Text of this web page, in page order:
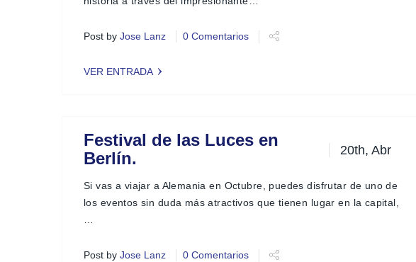
Post by Jose Lanz 0 Comentarios
VER ENTRADA
Festival de las Luces en
Berlín.
20th, Abr
Si vas a viajar a Alemania en Octubre, puedes disfrutar de uno de
los eventos sin duda más atractivos que tienen lugar en la capital,
Post by Jose Lanz 0 Comentarios